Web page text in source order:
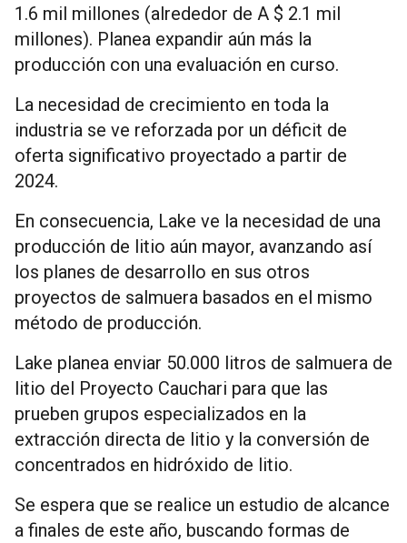
1.6 mil millones (alrededor de A $ 2.1 mil
millones). Planea expandir aún más la
producción con una evaluación en curso.
La necesidad de crecimiento en toda la
industria se ve reforzada por un déficit de
oferta significativo proyectado a partir de
2024.
En consecuencia, Lake ve la necesidad de una
producción de litio aún mayor, avanzando así
los planes de desarrollo en sus otros
proyectos de salmuera basados ​​en el mismo
método de producción.
Lake planea enviar 50.000 litros de salmuera de
litio del Proyecto Cauchari para que las
prueben grupos especializados en la
extracción directa de litio y la conversión de
concentrados en hidróxido de litio.
Se espera que se realice un estudio de alcance
a finales de este año, buscando formas de